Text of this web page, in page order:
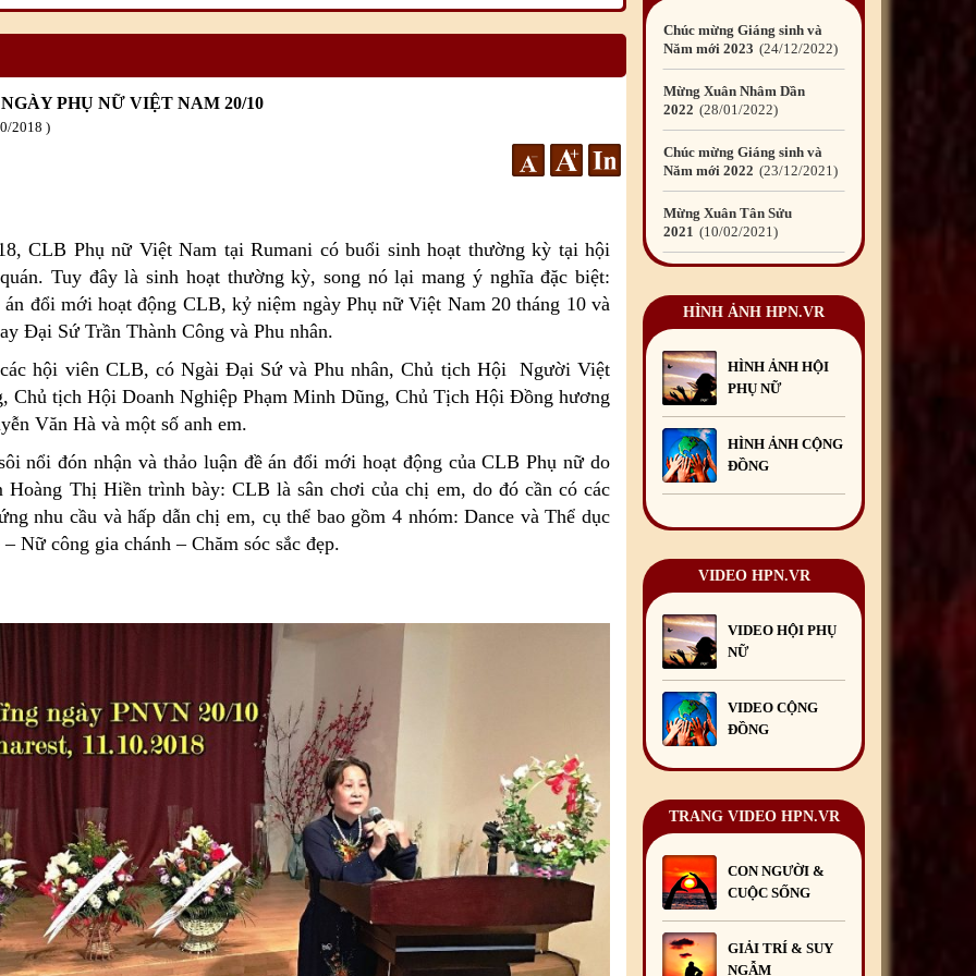
PHỤ NỮ VIỆT NAM 20/10
/2018
CLB Phụ nữ Việt Nam tại Rumani có buổi sinh hoạt thường kỳ tại hội
Tuy đây là sinh hoạt thường kỳ, song nó lại mang ý nghĩa đặc biệt:
án đổi mới hoạt động CLB, kỷ niệm ngày Phụ nữ Việt Nam 20 tháng 10 và
Đại Sứ Trần Thành Công và Phu nhân.
hội viên CLB, có Ngài Đại Sứ và Phu nhân, Chủ tịch Hội Người Việt
Chủ tịch Hội Doanh Nghiệp Phạm Minh Dũng, Chủ Tịch Hội Đồng hương
Văn Hà và một số anh em.
nổi đón nhận và thảo luận đề án đổi mới hoạt động của CLB Phụ nữ do
Thị Hiền trình bày: CLB là sân chơi của chị em, do đó cần có các
nhu cầu và hấp dẫn chị em, cụ thể bao gồm 4 nhóm: Dance và Thể dục
Nữ công gia chánh – Chăm sóc sắc đẹp.
Mừng Xuân Nhâm Dần
2022
28/01/2022
Chúc mừng Giáng sinh và
Năm mới 2022 23
Mừng Xuân Tân Sửu
2021
10/02/2021
Chúc mừng Giáng sinh và
Năm mới 2021 15
2020 22/01/2020
Chúc mừng Giáng sinh và
Năm mới 2020
Mừng Xuân Kỷ Hợi
2019 03/02/2019
Chúc mừng Giáng sinh và
Năm mới 2019
22
Chúc mừng Giáng sinh và
Năm mới 2026 24/12/2025
Chúc mừng Giáng sinh và
Năm mới 2025
Mừng Xuân Giáp Thìn
2024 09 /2024
HÌNH ẢNH HPN.VR
HÌNH ẢNH HỘI
PHỤ NỮ
HÌNH ẢNH CỘNG
ĐỒNG
VIDEO HPN.VR
VIDEO HỘI PHỤ
NỮ
VIDEO CỘNG
ĐỒNG
TRANG VIDEO HPN.VR
CON NGƯỜI &
CUỘC SỐNG
GIẢI TRÍ & SUY
NGẪM